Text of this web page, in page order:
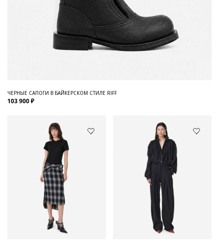
ЧЕРНЫЕ САПОГИ В БАЙКЕРСКОМ СТИЛЕ RIFF
103 900 ₽